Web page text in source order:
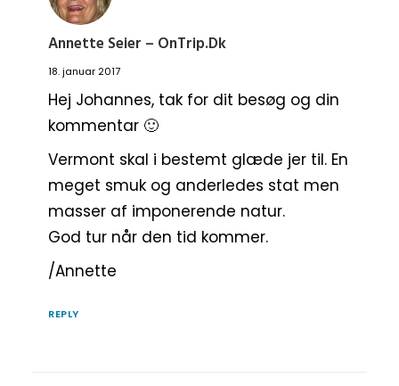
Annette Seier – OnTrip.dk
18. januar 2017
Hej Johannes, tak for dit besøg og din
kommentar 🙂
Vermont skal i bestemt glæde jer til. En
meget smuk og anderledes stat men
masser af imponerende natur.
God tur når den tid kommer.
/Annette
REPLY